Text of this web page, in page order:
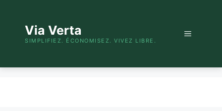
contenuVia Verta
SIMPLIFIEZ. ÉCONOMISEZ. VIVEZ LIBRE.
Menu